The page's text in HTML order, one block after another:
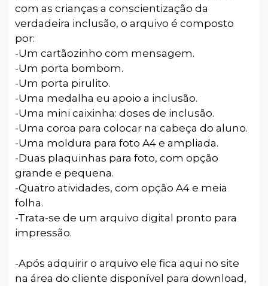
com as crianças a conscientização da
verdadeira inclusão, o arquivo é composto
por:
-Um cartãozinho com mensagem.
-Um porta bombom.
-Um porta pirulito.
-Uma medalha eu apoio a inclusão.
-Uma mini caixinha: doses de inclusão.
-Uma coroa para colocar na cabeça do aluno.
-Uma moldura para foto A4 e ampliada.
-Duas plaquinhas para foto, com opção
grande e pequena.
-Quatro atividades, com opção A4 e meia
folha.
-Trata-se de um arquivo digital pronto para
impressão.
-Após adquirir o arquivo ele fica aqui no site
na área do cliente disponível para download,